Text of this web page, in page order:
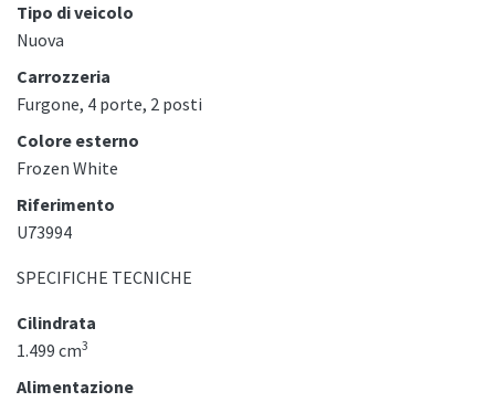
Tipo di veicolo
Nuova
Carrozzeria
Furgone, 4 porte, 2 posti
Colore esterno
Frozen White
Riferimento
U73994
SPECIFICHE TECNICHE
Cilindrata
1.499 cm3
Alimentazione